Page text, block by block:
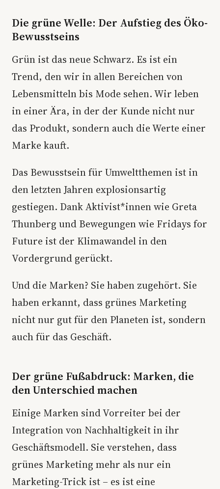
Die grüne Welle: Der Aufstieg des Öko-
Bewusstseins
Grün ist das neue Schwarz. Es ist ein
Trend, den wir in allen Bereichen von
Lebensmitteln bis Mode sehen. Wir leben
in einer Ära, in der der Kunde nicht nur
das Produkt, sondern auch die Werte einer
Marke kauft.
Das Bewusstsein für Umweltthemen ist in
den letzten Jahren explosionsartig
gestiegen. Dank Aktivist*innen wie Greta
Thunberg und Bewegungen wie Fridays for
Future ist der Klimawandel in den
Vordergrund gerückt.
Und die Marken? Sie haben zugehört. Sie
haben erkannt, dass grünes Marketing
nicht nur gut für den Planeten ist, sondern
auch für das Geschäft.
Der grüne Fußabdruck: Marken, die
den Unterschied machen
Einige Marken sind Vorreiter bei der
Integration von Nachhaltigkeit in ihr
Geschäftsmodell. Sie verstehen, dass
grünes Marketing mehr als nur ein
Marketing-Trick ist – es ist eine